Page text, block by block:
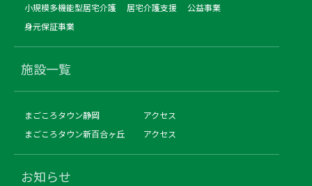
小規模多機能型居宅介護
居宅介護支援
公益事業
身元保証事業
施設一覧
まごころタウン静岡
アクセス
まごころタウン新百合ヶ丘
アクセス
お知らせ